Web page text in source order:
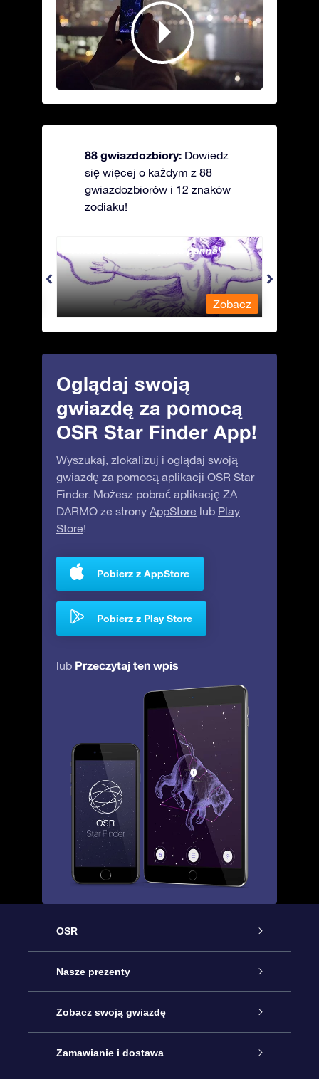
88 gwiazdozbiory: Dowiedz
się więcej o każdym z 88
gwiazdozbiorów i 12 znaków
zodiaku!
Andromeda - Związana panna
Zobacz
Oglądaj swoją
gwiazdę za pomocą
OSR Star Finder App!
Wyszukaj, zlokalizuj i oglądaj swoją
gwiazdę za pomocą aplikacji OSR Star
Finder. Możesz pobrać aplikację ZA
DARMO ze strony AppStore lub Play
Store!
Pobierz z AppStore
Pobierz z Play Store
lub Przeczytaj ten wpis
OSR
Obsługa
Kontakt
Blog
Nasze prezenty
Podarunek Gwiazda Online
Pakiet Podarunkowy OSR
Zobacz swoją gwiazdę
Rejestr Gwiazd
Zamawianie i dostawa